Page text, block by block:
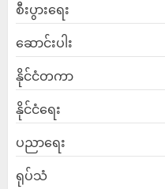
စီးပွားရေး
ဆောင်းပါး
နိုင်ငံတကာ
နိုင်ငံရေး
ပညာရေး
ရုပ်သံ